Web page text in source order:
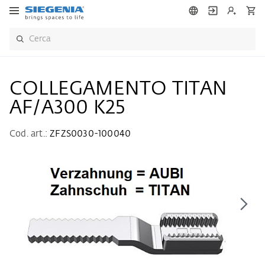
COLLEGAMENTO TITAN
AF/A300 K25
Cod. art.:ZFZS0030-100040